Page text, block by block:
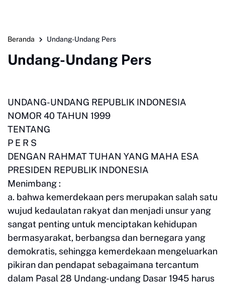
Beranda Undang-Undang Pers
Undang-Undang Pers
UNDANG-UNDANG REPUBLIK INDONESIA
NOMOR 40 TAHUN 1999
TENTANG
P E R S
DENGAN RAHMAT TUHAN YANG MAHA ESA
PRESIDEN REPUBLIK INDONESIA
Menimbang :
a. bahwa kemerdekaan pers merupakan salah satu
wujud kedaulatan rakyat dan menjadi unsur yang
sangat penting untuk menciptakan kehidupan
bermasyarakat, berbangsa dan bernegara yang
demokratis, sehingga kemerdekaan mengeluarkan
pikiran dan pendapat sebagaimana tercantum
dalam Pasal 28 Undang-undang Dasar 1945 harus